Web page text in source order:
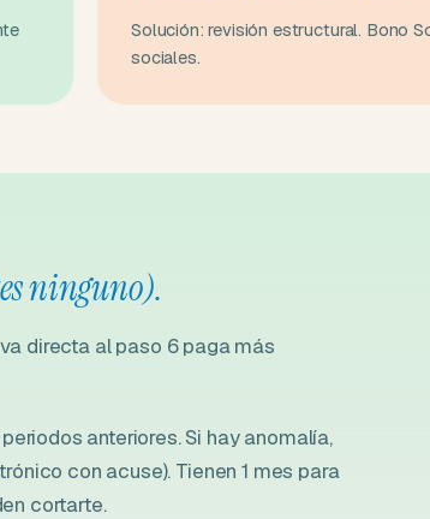
Solución: revisión estructural. Bono
sociales.
ninguno).
directa al paso 6 paga más
anteriores. Si hay anomalía,
con acuse). Tienen 1 mes para
cortarte.